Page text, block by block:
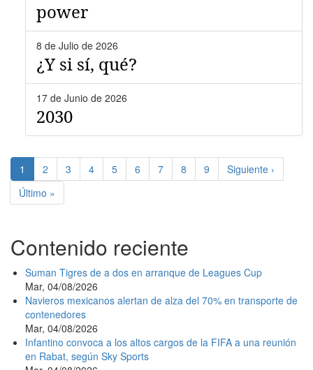
power
8 de Julio de 2026
¿Y si sí, qué?
17 de Junio de 2026
2030
Paginación
Página
actual
1 Page
2 Page
3 Page
4 Page
5 Page
6 Page
7 Page
8 Page
9
Siguiente
página
Siguiente ›
Última
página
Último »
Contenido reciente
Suman Tigres de a dos en arranque de Leagues Cup
Mar, 04/08/2026
Navieros mexicanos alertan de alza del 70% en transporte de
contenedores
Mar, 04/08/2026
Infantino convoca a los altos cargos de la FIFA a una reunión
en Rabat, según Sky Sports